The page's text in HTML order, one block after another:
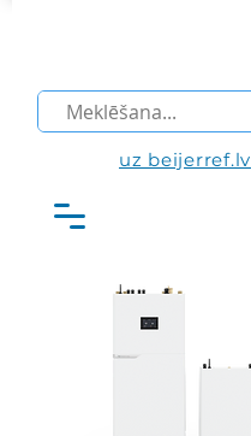
uz beijerref.lv